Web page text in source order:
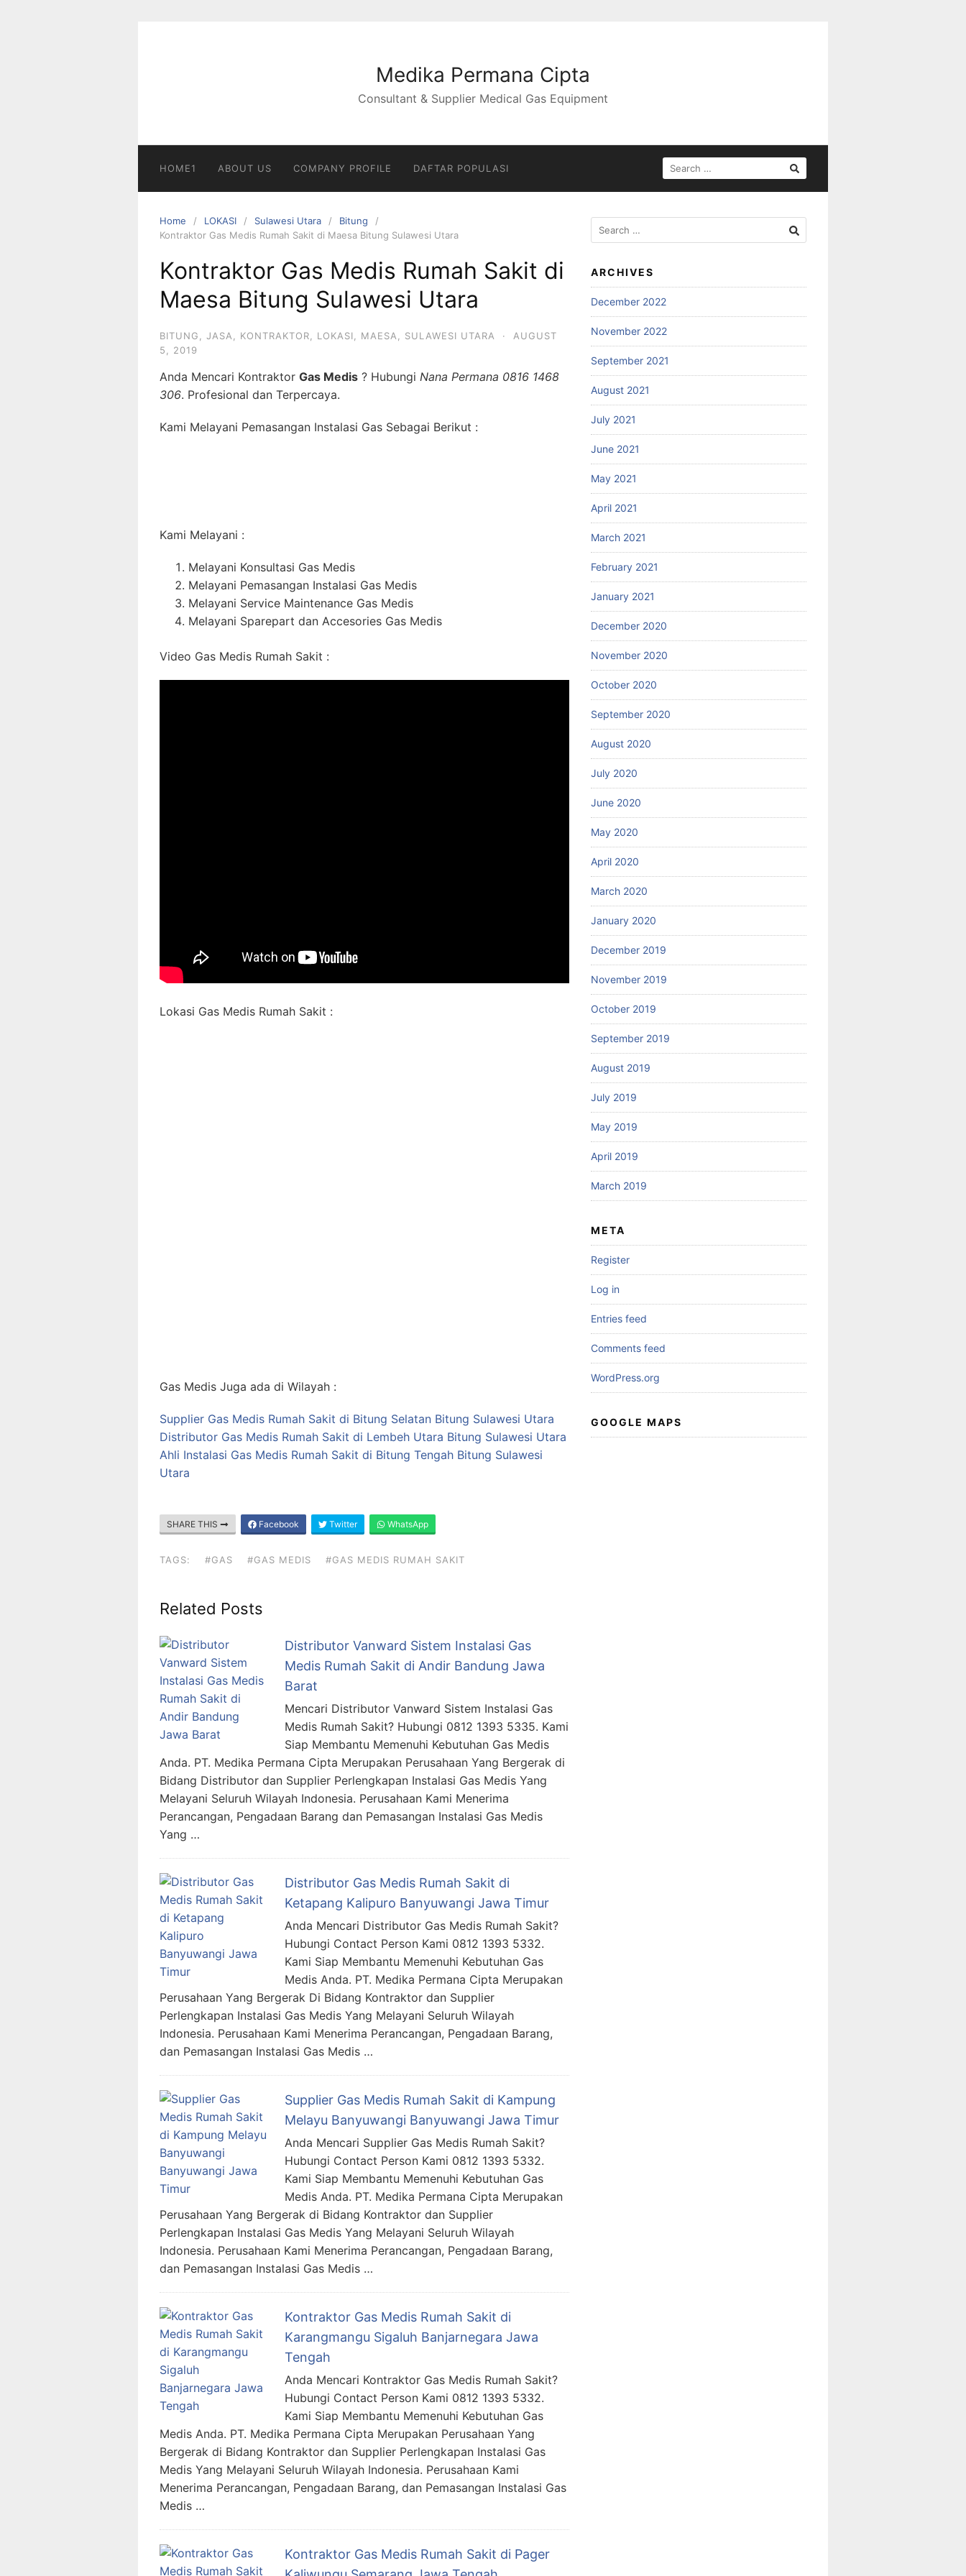
Medika Permana Cipta
Consultant & Supplier Medical Gas Equipment
HOME1 ABOUT US COMPANY PROFILE DAFTAR POPULASI
SEARCH
FOR:
Home LOKASI Sulawesi Utara
Bitung
Kontraktor Gas Medis Rumah Sakit di Maesa Bitung Sulawesi Utara
Kontraktor Gas Medis Rumah Sakit di
Maesa Bitung Sulawesi Utara
BITUNG JASA KONTRAKTOR LOKASI MAESA SULAWESI UTARA ·
AUGUST
5, 2019
Anda Mencari Kontraktor Gas Medis ? Hubungi Nana Permana 0816 1468
306. Profesional dan Terpercaya.
Kami Melayani Pemasangan Instalasi Gas Sebagai Berikut :
Kami Melayani :
Melayani Konsultasi Gas Medis
Melayani Pemasangan Instalasi Gas Medis
Melayani Service Maintenance Gas Medis
Melayani Sparepart dan Accesories Gas Medis
Video Gas Medis Rumah Sakit :
Lokasi Gas Medis Rumah Sakit :
Gas Medis Juga ada di Wilayah :
Supplier Gas Medis Rumah Sakit di Bitung Selatan Bitung Sulawesi Utara
Distributor Gas Medis Rumah Sakit di Lembeh Utara Bitung Sulawesi Utara
Ahli Instalasi Gas Medis Rumah Sakit di Bitung Tengah Bitung Sulawesi
Utara
SHARE THIS Facebook Twitter WhatsApp
TAGS: #GAS #GAS MEDIS #GAS MEDIS RUMAH SAKIT
Related Posts
Distributor Vanward Sistem Instalasi Gas
Medis Rumah Sakit di Andir Bandung Jawa
Barat
Mencari Distributor Vanward Sistem Instalasi Gas
Medis Rumah Sakit? Hubungi 0812 1393 5335. Kami
Siap Membantu Memenuhi Kebutuhan Gas Medis
Anda. PT. Medika Permana Cipta Merupakan Perusahaan Yang Bergerak di
Bidang Distributor dan Supplier Perlengkapan Instalasi Gas Medis Yang
Melayani Seluruh Wilayah Indonesia. Perusahaan Kami Menerima
Perancangan, Pengadaan Barang dan Pemasangan Instalasi Gas Medis
Yang …
Distributor Gas Medis Rumah Sakit di
Ketapang Kalipuro Banyuwangi Jawa Timur
Anda Mencari Distributor Gas Medis Rumah Sakit?
Hubungi Contact Person Kami 0812 1393 5332.
Kami Siap Membantu Memenuhi Kebutuhan Gas
Medis Anda. PT. Medika Permana Cipta Merupakan
Perusahaan Yang Bergerak Di Bidang Kontraktor dan Supplier
Perlengkapan Instalasi Gas Medis Yang Melayani Seluruh Wilayah
Indonesia. Perusahaan Kami Menerima Perancangan, Pengadaan Barang,
dan Pemasangan Instalasi Gas Medis …
Supplier Gas Medis Rumah Sakit di Kampung
Melayu Banyuwangi Banyuwangi Jawa Timur
Anda Mencari Supplier Gas Medis Rumah Sakit?
Hubungi Contact Person Kami 0812 1393 5332.
Kami Siap Membantu Memenuhi Kebutuhan Gas
Medis Anda. PT. Medika Permana Cipta Merupakan
Perusahaan Yang Bergerak di Bidang Kontraktor dan Supplier
Perlengkapan Instalasi Gas Medis Yang Melayani Seluruh Wilayah
Indonesia. Perusahaan Kami Menerima Perancangan, Pengadaan Barang,
dan Pemasangan Instalasi Gas Medis …
Kontraktor Gas Medis Rumah Sakit di
Karangmangu Sigaluh Banjarnegara Jawa
Tengah
Anda Mencari Kontraktor Gas Medis Rumah Sakit?
Hubungi Contact Person Kami 0812 1393 5332.
Kami Siap Membantu Memenuhi Kebutuhan Gas
Medis Anda. PT. Medika Permana Cipta Merupakan Perusahaan Yang
Bergerak di Bidang Kontraktor dan Supplier Perlengkapan Instalasi Gas
Medis Yang Melayani Seluruh Wilayah Indonesia. Perusahaan Kami
Menerima Perancangan, Pengadaan Barang, dan Pemasangan Instalasi Gas
Medis …
Kontraktor Gas Medis Rumah Sakit di Pager
Search
for:
ARCHIVES
December 2022
November 2022
September 2021
August 2021
July 2021
June 2021
May 2021
April 2021
March 2021
February 2021
January 2021
December 2020
November 2020
October 2020
September 2020
August 2020
July 2020
June 2020
May 2020
April 2020
March 2020
January 2020
December 2019
November 2019
October 2019
September 2019
August 2019
July 2019
May 2019
April 2019
March 2019
META
Register
Log in
Entries feed
Comments feed
WordPress.org
GOOGLE MAPS